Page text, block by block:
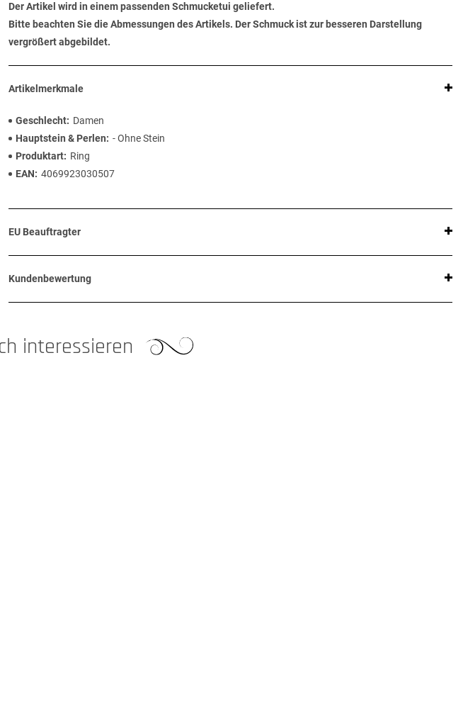
Der Artikel wird in einem passenden Schmucketui geliefert.
Bitte beachten Sie die Abmessungen des Artikels. Der Schmuck ist zur besseren Darstellung
vergrößert abgebildet.
Artikelmerkmale
Geschlecht
Damen
Hauptstein & Perlen
- Ohne Stein
Produktart
Ring
EAN
4069923030507
EU Beauftragter
Kundenbewertung
interessieren